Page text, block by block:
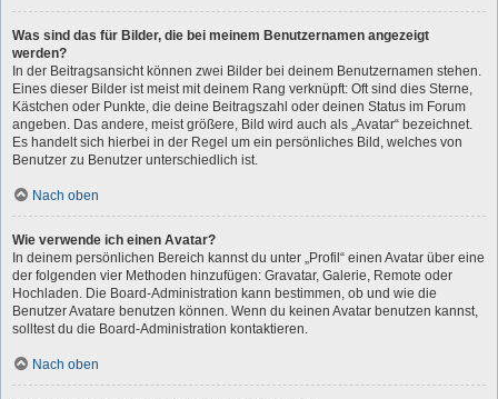
Was sind das für Bilder, die bei meinem Benutzernamen angezeigt
werden?
In der Beitragsansicht können zwei Bilder bei deinem Benutzernamen stehen.
Eines dieser Bilder ist meist mit deinem Rang verknüpft: Oft sind dies Sterne,
Kästchen oder Punkte, die deine Beitragszahl oder deinen Status im Forum
angeben. Das andere, meist größere, Bild wird auch als „Avatar“ bezeichnet.
Es handelt sich hierbei in der Regel um ein persönliches Bild, welches von
Benutzer zu Benutzer unterschiedlich ist.
Nach oben
Wie verwende ich einen Avatar?
In deinem persönlichen Bereich kannst du unter „Profil“ einen Avatar über eine
der folgenden vier Methoden hinzufügen: Gravatar, Galerie, Remote oder
Hochladen. Die Board-Administration kann bestimmen, ob und wie die
Benutzer Avatare benutzen können. Wenn du keinen Avatar benutzen kannst,
solltest du die Board-Administration kontaktieren.
Nach oben